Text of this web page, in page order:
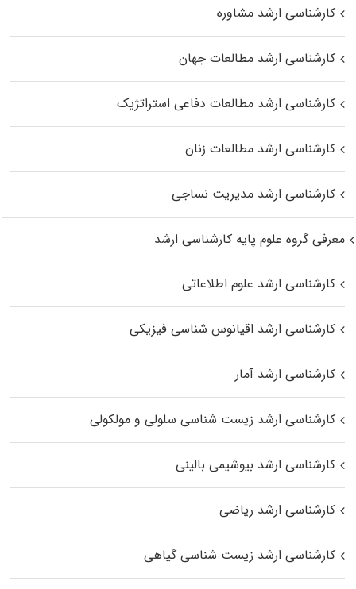
کارشناسی ارشد مشاوره
کارشناسی ارشد مطالعات جهان
کارشناسی ارشد مطالعات دفاعی استراتژیک
کارشناسی ارشد مطالعات زنان
کارشناسی ارشد مدیریت نساجی
معرفی گروه علوم پایه کارشناسی ارشد
کارشناسی ارشد علوم اطلاعاتی
کارشناسی ارشد اقیانوس‌ شناسی فیزیکی
کارشناسی ارشد آمار
کارشناسی ارشد زیست شناسی سلولی و مولکولی
کارشناسی ارشد بیوشیمی بالینی
کارشناسی ارشد ریاضی
کارشناسی ارشد زیست‌ شناسی گیاهی